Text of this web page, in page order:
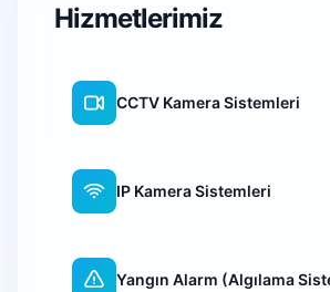
Hizmetlerimiz
CCTV Kamera Sistemleri
IP Kamera Sistemleri
Yangın Alarm (Algılama